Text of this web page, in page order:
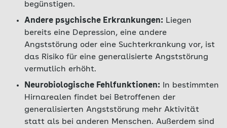
begünstigen.
Andere psychische Erkrankungen: Liegen
bereits eine Depression, eine andere
Angststörung oder eine Suchterkrankung vor, ist
das Risiko für eine generalisierte Angststörung
vermutlich erhöht.
Neurobiologische Fehlfunktionen: In bestimmten
Hirnarealen findet bei Betroffenen der
generalisierten Angststörung mehr Aktivität
statt als bei anderen Menschen. Außerdem sind